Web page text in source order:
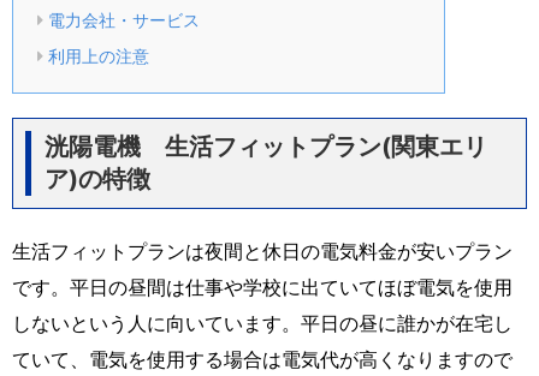
電力会社・サービス
利用上の注意
洸陽電機 生活フィットプラン(関東エリ
ア)の特徴
生活フィットプランは夜間と休日の電気料金が安いプラン
です。平日の昼間は仕事や学校に出ていてほぼ電気を使用
しないという人に向いています。平日の昼に誰かが在宅し
ていて、電気を使用する場合は電気代が高くなりますので